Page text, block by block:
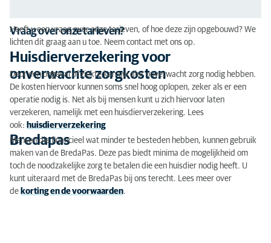
Vraag over onze tarieven?
Heeft u een vraag over onze tarieven, of hoe deze zijn opgebouwd? We
lichten dit graag aan u toe. Neem contact met ons op.
Huisdierverzekering voor
onverwachte zorgkosten
Door een ongeval of ziekte kan uw dier onverwacht zorg nodig hebben.
De kosten hiervoor kunnen soms snel hoog oplopen, zeker als er een
operatie nodig is. Net als bij mensen kunt u zich hiervoor laten
verzekeren, namelijk met een huisdierverzekering. Lees
ook: huisdierverzekering
Bredapas
Mensen die financieel wat minder te besteden hebben, kunnen gebruik
maken van de BredaPas. Deze pas biedt minima de mogelijkheid om
toch de noodzakelijke zorg te betalen die een huisdier nodig heeft. U
kunt uiteraard met de BredaPas bij ons terecht. Lees meer over
de korting en de voorwaarden.